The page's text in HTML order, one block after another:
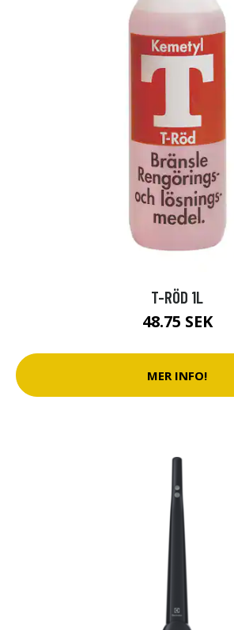
T-RÖD 1L
48.75 SEK
MER INFO!